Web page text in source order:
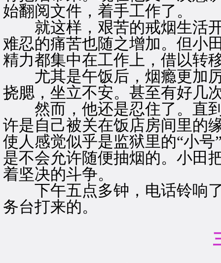
始翻阅文件，着手工作了。
就这样，艰苦的戒烟生活开
难忍的痛苦也随之增加。但小
精力都集中在工作上，借以转
尤其是午饭后，烟瘾更加厉
挠腮，坐立不安。甚至有好几
然而，他还是忍住了。直到
许是自己被关在饭店房间里的
使人感觉似乎是监狱里的“小
是不会允许随便抽烟的。小田
着坚决的斗争。
下午五点多钟，电话铃响了
务台打来的。